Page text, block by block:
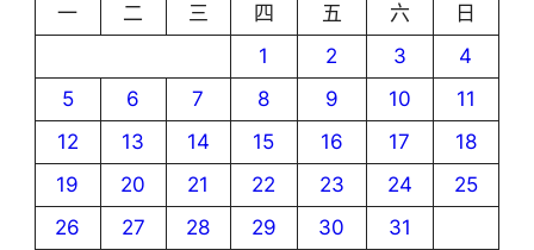
一
二 三 四 五 六
日
1
2 3
4
5
6 7 8 9 10
11
12
13 14 15 16 17
18
19
20 21 22 23 24
25
26
27 28 29 30
31